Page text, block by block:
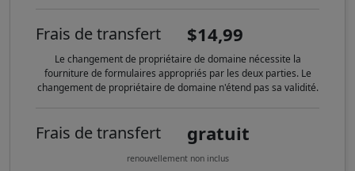
Frais de transfert $14,99
Le changement de propriétaire de domaine nécessite la
fourniture de formulaires appropriés par les deux parties. Le
changement de propriétaire de domaine n'étend pas sa validité.
Frais de transfert gratuit
renouvellement non inclus